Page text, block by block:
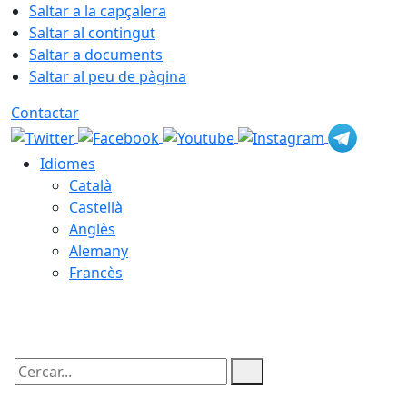
Saltar a la capçalera
Saltar al contingut
Saltar a documents
Saltar al peu de pàgina
Contactar
Idiomes
Català
Castellà
Anglès
Alemany
Francès
Cercar: